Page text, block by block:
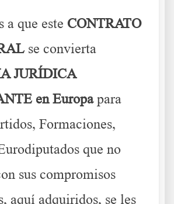
a que este CONTRATO
se convierta
JURÍDICA
en Europapara
Formaciones,
que no
sus compromisos
aquí adquiridos, se les